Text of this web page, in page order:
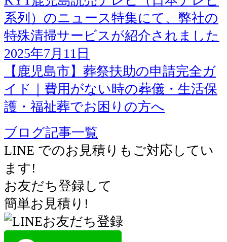
系列）のニュース特集にて、弊社の
特殊清掃サービスが紹介されました
2025年7月11日
【鹿児島市】葬祭扶助の申請完全ガ
イド｜費用がない時の葬儀・生活保
護・福祉葬でお困りの方へ
ブログ記事一覧
LINE でのお見積りもご対応してい
ます!
お友だち登録して
簡単お見積り!